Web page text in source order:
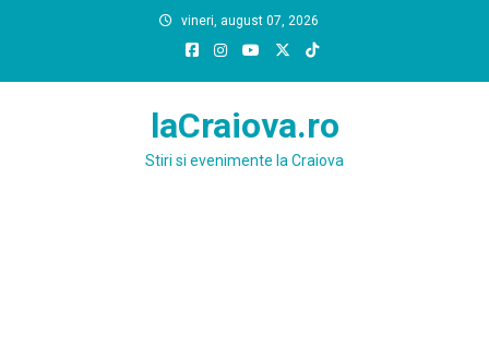
vineri, august 07, 2026
laCraiova.ro
Stiri si evenimente la Craiova